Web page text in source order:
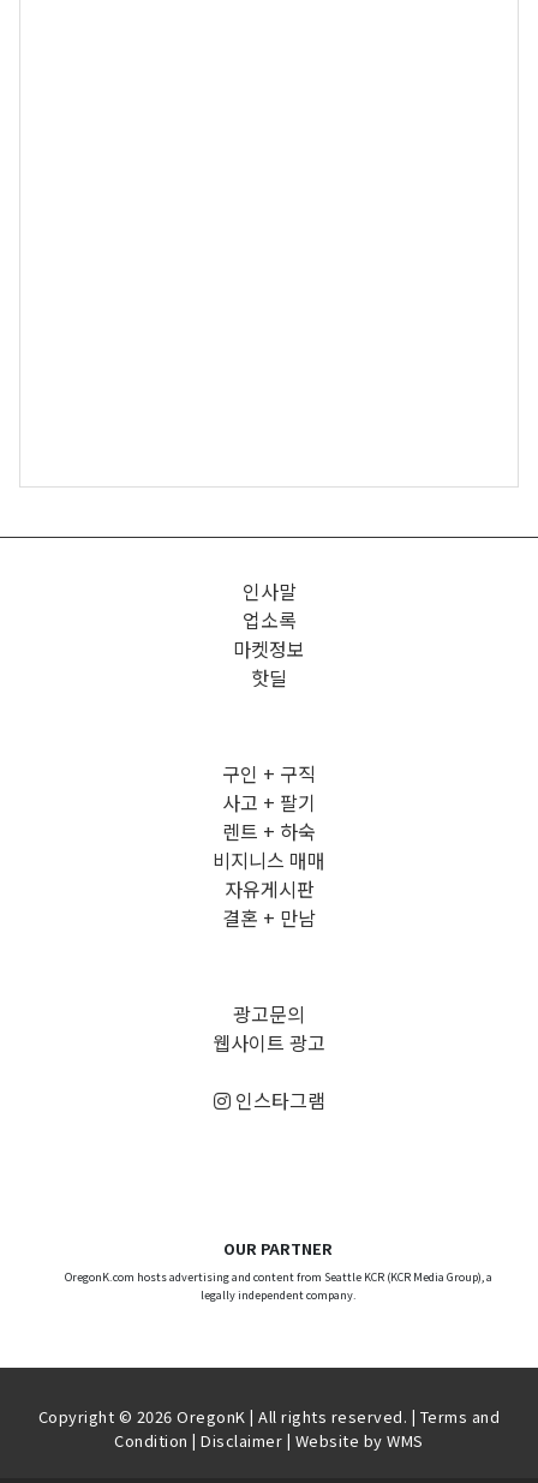
인사말
업소록
마켓정보
핫딜
구인 + 구직
사고 + 팔기
렌트 + 하숙
비지니스 매매
자유게시판
결혼 + 만남
광고문의
웹사이트 광고
인스타그램
OUR PARTNER
OregonK.com hosts advertising and content from Seattle KCR (KCR Media Group), a
legally independent company.
Copyright © 2026 OregonK | All rights reserved. | Terms and
Condition |Disclaimer | Website byWMS